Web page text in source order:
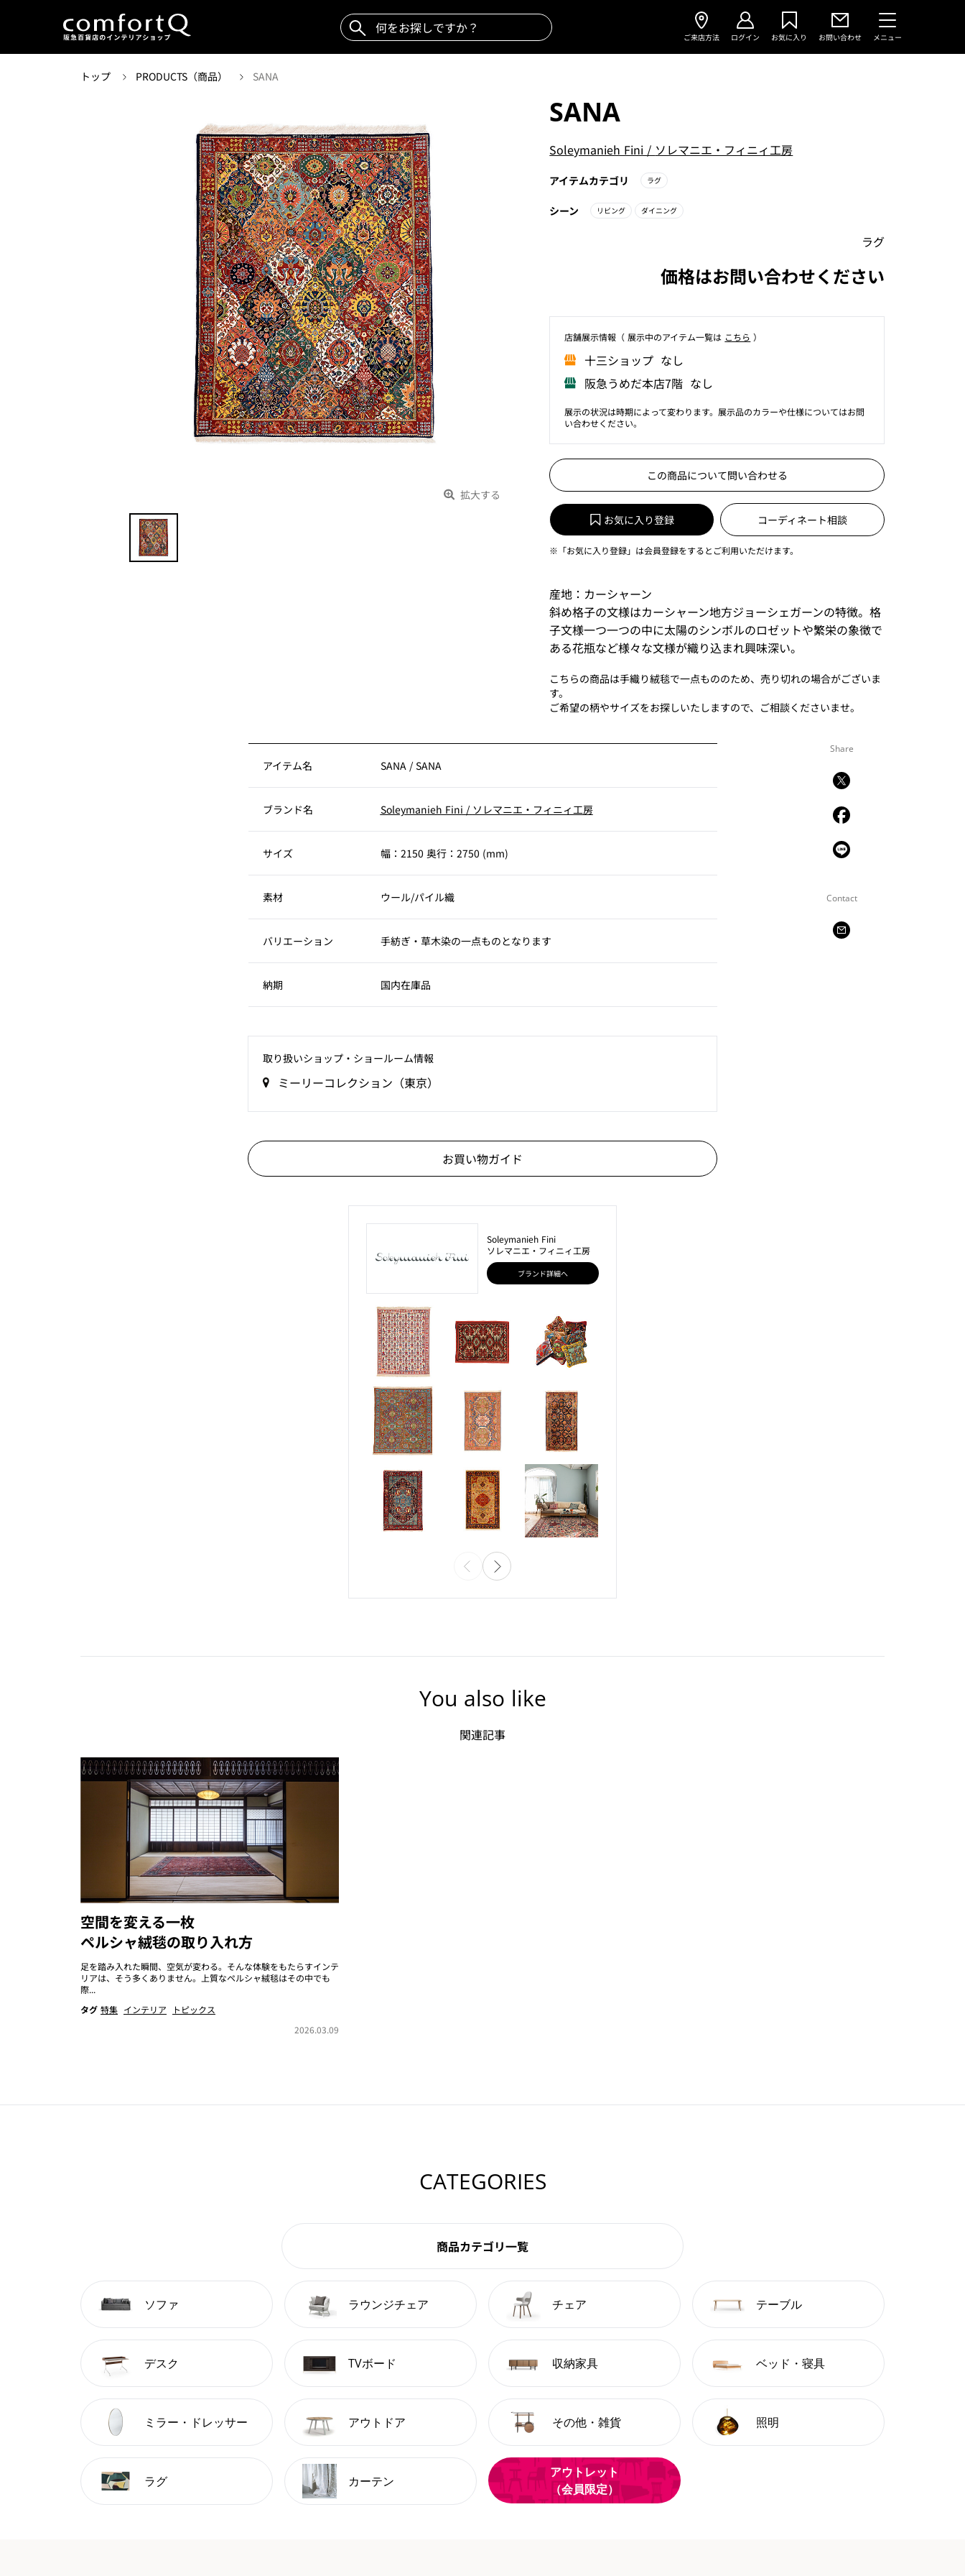
ご来店方法 ログイン お気に入り お問い合わせ メニュー
トップ PRODUCTS（商品） SANA
拡大する
SANA
Soleymanieh Fini / ソレマニエ・フィニィ工房
アイテムカテゴリ ラグ
シーン リビング ダイニング
ラグ
価格はお問い合わせください
店舗展⽰情報（ 展⽰中のアイテム⼀覧は こちら ）
⼗三ショップ なし
阪急うめだ本店7階 なし
展示の状況は時期によって変わります。展示品のカラーや仕様についてはお問
い合わせください。
この商品について問い合わせる
お気に入り登録 コーディネート相談
※「お気に入り登録」は会員登録をするとご利用いただけます。
産地：カーシャーン
斜め格子の文様はカーシャーン地方ジョーシェガーンの特徴。格
子文様一つ一つの中に太陽のシンボルのロゼットや繁栄の象徴で
ある花瓶など様々な文様が織り込まれ興味深い。
こちらの商品は手織り絨毯で一点もののため、売り切れの場合がございま
す。
ご希望の柄やサイズをお探しいたしますので、ご相談くださいませ。
Share
Contact
アイテム名 SANA / SANA
ブランド名 Soleymanieh Fini / ソレマニエ・フィニィ工房
サイズ 幅：2150 奥行：2750 (mm)
素材 ウール/パイル織
バリエーション 手紡ぎ・草木染の一点ものとなります
納期 国内在庫品
取り扱いショップ‧ショールーム情報
ミーリーコレクション（東京）
お買い物ガイド
Soleymanieh Fini
ソレマニエ・フィニィ工房
ブランド詳細へ
You also like
関連記事
空間を変える一枚
ペルシャ絨毯の取り入れ方
足を踏み入れた瞬間、空気が変わる。そんな体験をもたらすインテ
リアは、そう多くありません。上質なペルシャ絨毯はその中でも
際...
タグ 特集 インテリア
トピックス
2026.03.09
CATEGORIES
商品カテゴリ一覧
ソファ ラウンジチェア チェア テーブル
デスク TVボード 収納家具 ベッド・寝具
ミラー・ドレッサー アウトドア その他・雑貨 照明
ラグ カーテン
アウトレット
（会員限定）